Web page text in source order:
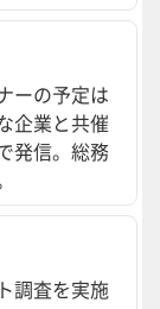
ーの予定は
企業と共催
発信。総務
調査を実施